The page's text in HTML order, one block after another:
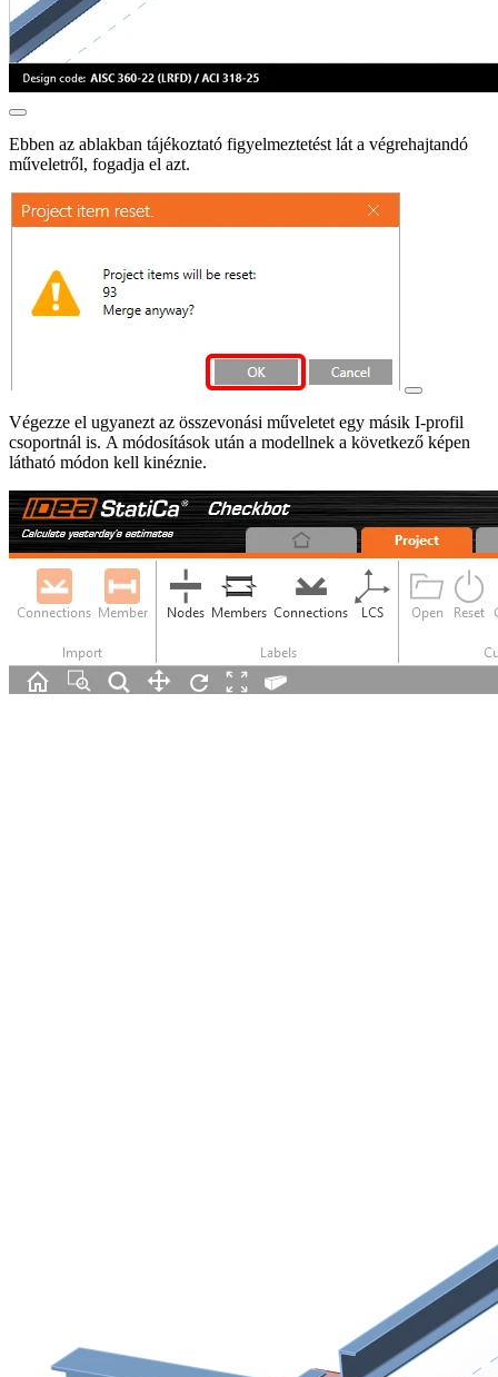
Ebben az ablakban tájékoztató figyelmeztetést lát a végrehajtandó
műveletről, fogadja el azt.
Végezze el ugyanezt az összevonási műveletet egy másik I-profil
csoportnál is. A módosítások után a modellnek a következő képen
látható módon kell kinéznie.